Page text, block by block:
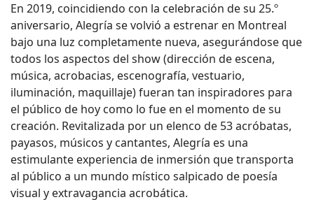
En 2019, coincidiendo con la celebración de su 25.º
aniversario, Alegría se volvió a estrenar en Montreal
bajo una luz completamente nueva, asegurándose que
todos los aspectos del show (dirección de escena,
música, acrobacias, escenografía, vestuario,
iluminación, maquillaje) fueran tan inspiradores para
el público de hoy como lo fue en el momento de su
creación. Revitalizada por un elenco de 53 acróbatas,
payasos, músicos y cantantes, Alegría es una
estimulante experiencia de inmersión que transporta
al público a un mundo místico salpicado de poesía
visual y extravagancia acrobática.